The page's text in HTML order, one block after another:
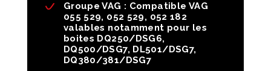
Groupe VAG : Compatible VAG
055 529, 052 529, 052 182
valables notamment pour les
boites DQ250/DSG6,
DQ500/DSG7, DL501/DSG7,
DQ380/381/DSG7